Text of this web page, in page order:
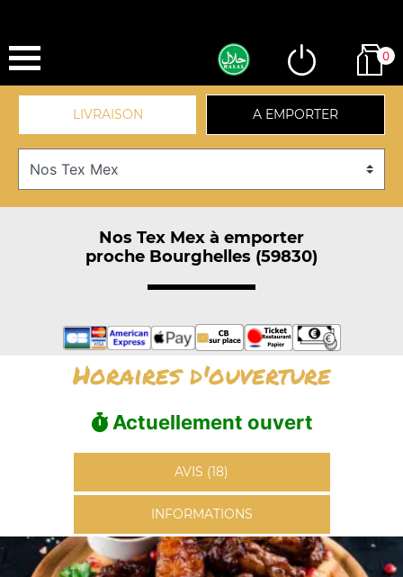
0
LIVRAISON A EMPORTER
Nos Tex Mex à emporter
proche Bourghelles (59830)
Horaires d'ouverture
Actuellement ouvert
AVIS (18)
INFORMATIONS